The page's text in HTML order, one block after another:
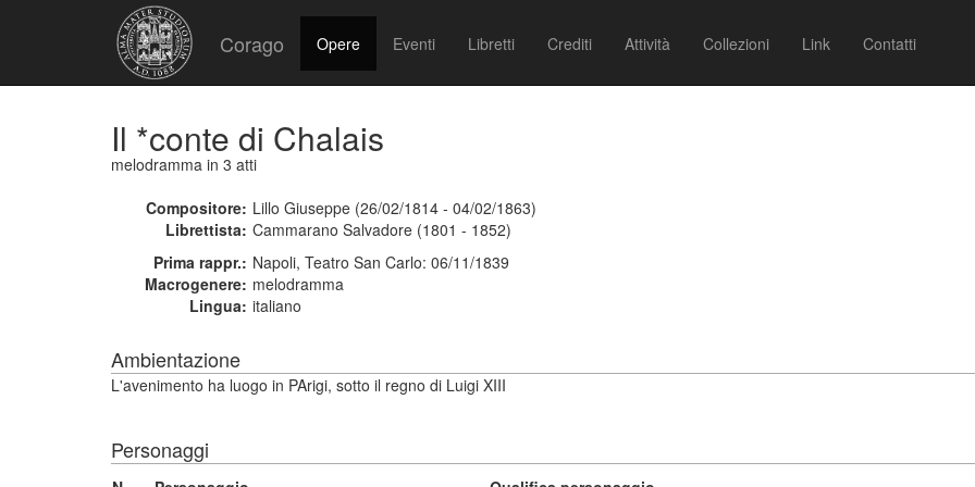
Corago Opere Eventi Libretti Crediti Attività Collezioni Link Contatti
Il *conte di Chalais
melodramma in 3 atti
Compositore: Lillo Giuseppe (26/02/1814 - 04/02/1863)
Librettista: Cammarano Salvadore (1801 - 1852)
Prima rappr.: Napoli, Teatro San Carlo: 06/11/1839
Macrogenere: melodramma
Lingua: italiano
Ambientazione
L'avenimento ha luogo in PArigi, sotto il regno di Luigi XIII
Personaggi